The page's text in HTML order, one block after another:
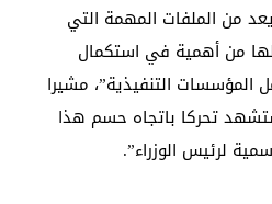
يعد من الملفات المهمة التي
من أهمية في استكمال
المؤسسات التنفيذية”، مشيرا
تحركا باتجاه حسم هذا
لرئيس الوزراء”.